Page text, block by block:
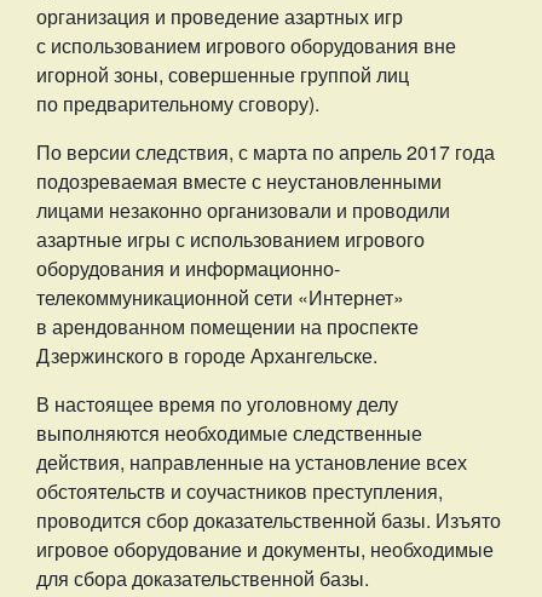
организация и проведение азартных игр
с использованием игрового оборудования вне
игорной зоны, совершенные группой лиц
по предварительному сговору).
По версии следствия, с марта по апрель 2017 года
подозреваемая вместе с неустановленными
лицами незаконно организовали и проводили
азартные игры с использованием игрового
оборудования и информационно-
телекоммуникационной сети «Интернет»
в арендованном помещении на проспекте
Дзержинского в городе Архангельске.
В настоящее время по уголовному делу
выполняются необходимые следственные
действия, направленные на установление всех
обстоятельств и соучастников преступления,
проводится сбор доказательственной базы. Изъято
игровое оборудование и документы, необходимые
для сбора доказательственной базы.